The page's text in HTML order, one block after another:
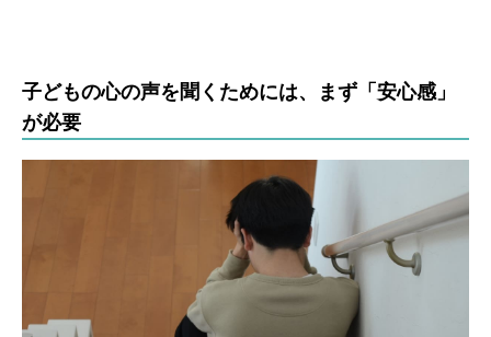
子どもの心の声を聞くためには、まず「安心感」
が必要